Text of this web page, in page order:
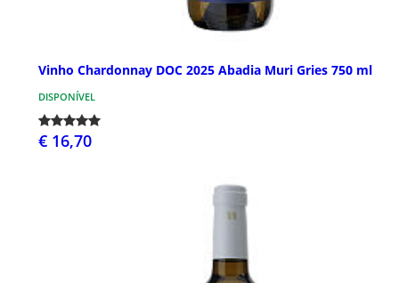
Vinho Chardonnay DOC 2025 Abadia Muri Gries 750 ml
DISPONÍVEL
€ 16,70